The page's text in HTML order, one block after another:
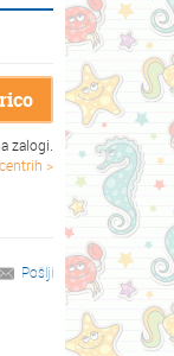
zalogi.
>
Pošlji